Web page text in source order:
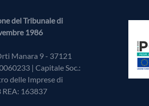
del Tribunale di
1986
Manara 9 - 37121
| Capitale Soc.:
delle Imprese di
163837